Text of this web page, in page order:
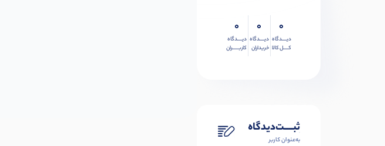
0
دیــــدگاه
کــــل کالا
0
دیــــدگاه
خریداران
0
دیــــدگاه
کاربـــــران
ثبـــــت‌دیدگاه
به‌عنوان کاربر